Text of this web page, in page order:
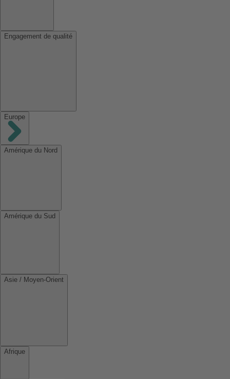
Engagement de qualité
Europe
Amérique du Nord
Amérique du Sud
Asie / Moyen-Orient
Afrique